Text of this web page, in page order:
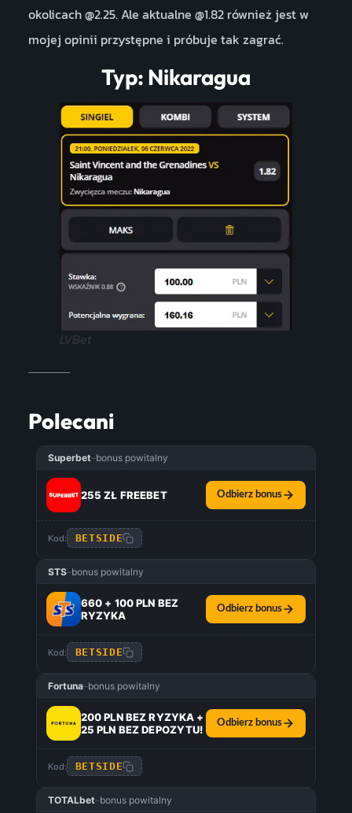
okolicach @2.25. Ale aktualne @1.82 również jest w
mojej opinii przystępne i próbuje tak zagrać.
Typ: Nikaragua
LVBet
Polecani
Superbet–bonus powitalny
255 ZŁ FREEBET Odbierz bonus
Kod: BETSIDE
STS–bonus powitalny
660 + 100 PLN BEZ
RYZYKA
Odbierz bonus
Kod: BETSIDE
Fortuna–bonus powitalny
200 PLN BEZ RYZYKA +
25 PLN BEZ DEPOZYTU!
Odbierz bonus
Kod: BETSIDE
TOTALbet–bonus powitalny